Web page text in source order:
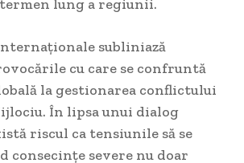
lung a regiunii.
subliniază
cu care se confruntă
la gestionarea conflictului
În lipsa unui dialog
riscul ca tensiunile să se
consecințe severe nu doar